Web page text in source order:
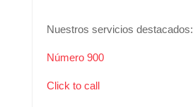
Nuestros servicios destacados:
Número 900
Click to call